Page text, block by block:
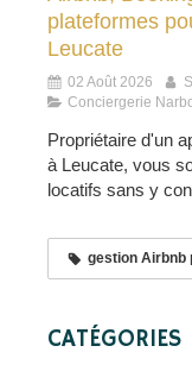
plateformes
Leucate
02 Août 2026
Conciergerie
Propriétaire d'un
à Leucate, vous
locatifs sans y
gestion Airbnb
CATÉGORIES